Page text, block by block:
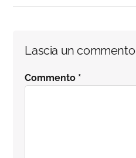
Interazioni
del
Lascia un commento
Commento *